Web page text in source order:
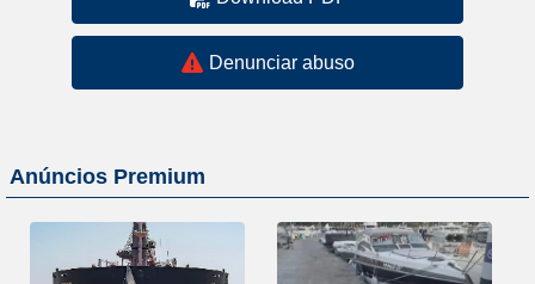
Denunciar abuso
Anúncios Premium